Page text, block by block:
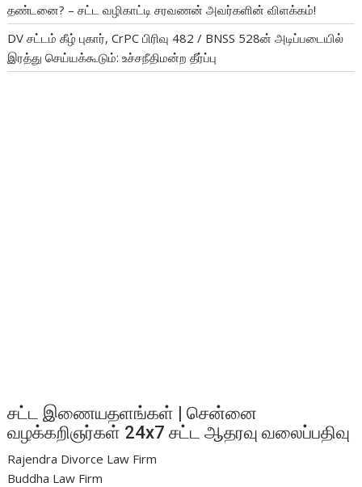
தண்டனை? – சட்ட வழிகாட்டி சரவணன் அவர்களின் விளக்கம்!
DV சட்டம் கீழ் புகார், CrPC பிரிவு 482 / BNSS 528ன் அடிப்படையில்
இரத்து செய்யக்கூடும்: உச்சநீதிமன்ற தீர்ப்பு
சட்ட இணையதளங்கள் | சென்னை
வழக்கறிஞர்கள் 24x7 சட்ட ஆதரவு வலைப்பதிவு
Rajendra Divorce Law Firm
Buddha Law Firm